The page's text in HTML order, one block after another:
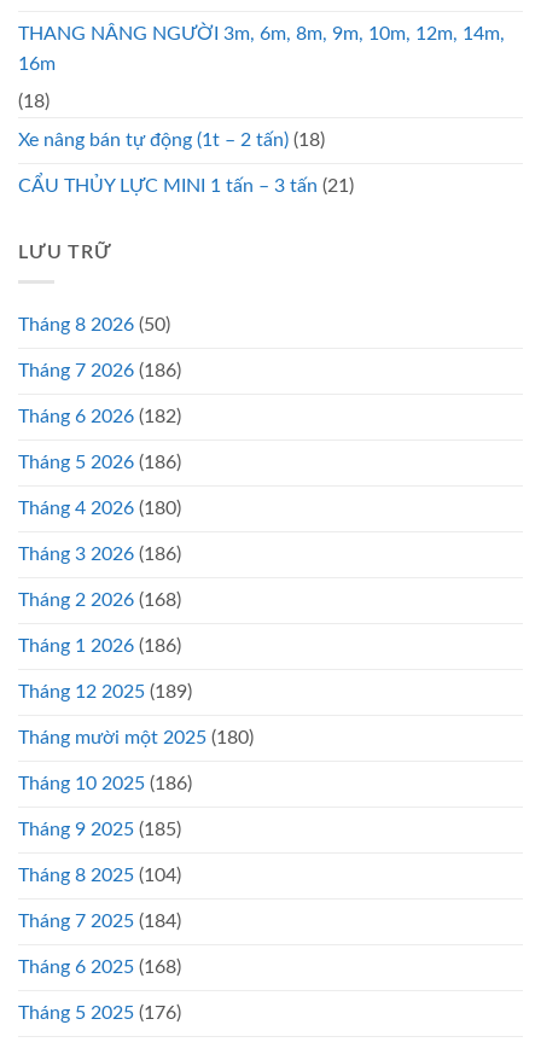
THANG NÂNG NGƯỜI 3m, 6m, 8m, 9m, 10m, 12m, 14m,
16m
(18)
Xe nâng bán tự động (1t – 2 tấn) (18)
CẨU THỦY LỰC MINI 1 tấn – 3 tấn (21)
LƯU TRỮ
Tháng 8 2026 (50)
Tháng 7 2026 (186)
Tháng 6 2026 (182)
Tháng 5 2026 (186)
Tháng 4 2026 (180)
Tháng 3 2026 (186)
Tháng 2 2026 (168)
Tháng 1 2026 (186)
Tháng 12 2025 (189)
Tháng mười một 2025 (180)
Tháng 10 2025 (186)
Tháng 9 2025 (185)
Tháng 8 2025 (104)
Tháng 7 2025 (184)
Tháng 6 2025 (168)
Tháng 5 2025 (176)